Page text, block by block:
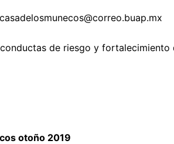
de riesgo y
otoño 2019